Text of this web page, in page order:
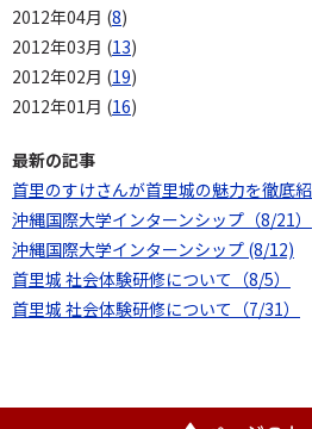
2012年04月 (8)
2012年03月 (13)
2012年02月 (19)
2012年01月 (16)
最新の記事
首里のすけさんが首里城の魅力を徹底紹
沖縄国際大学インターンシップ（8/21）
沖縄国際大学インターンシップ (8/12)
首里城 社会体験研修について（8/5）
首里城 社会体験研修について（7/31）